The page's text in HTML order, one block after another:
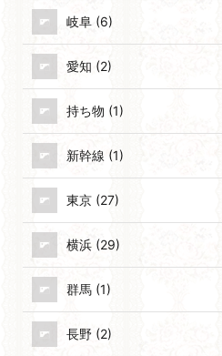
岐阜 (6)
愛知 (2)
持ち物 (1)
新幹線 (1)
東京 (27)
横浜 (29)
群馬 (1)
長野 (2)